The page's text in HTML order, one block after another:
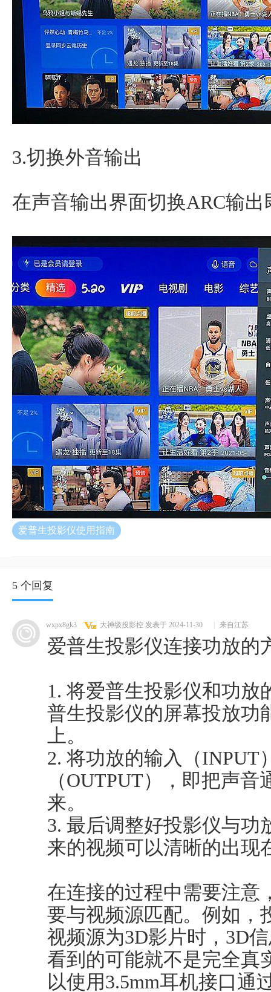
3.切换外音输出
在声音输出界面切换ARC输出
爱普生投影仪使用指南
5 个回复
wxpx8gk3 大神级投影控 发表于 2024-11-30 来自江苏
爱普生投影仪连接功放的
1. 将爱普生投影仪和功放
普生投影仪的屏幕投放功
上。
2. 将功放的输入（INPUT
（OUTPUT），即把声
来。
3. 最后调整好投影仪与功
来的视频可以清晰的出现
在连接的过程中需要注意
要与视频源匹配。例如，
视频源为3D影片时，3D
看到的可能就不是完全真
以使用3.5mm耳机接口通